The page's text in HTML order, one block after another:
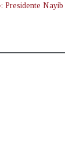
Presidente